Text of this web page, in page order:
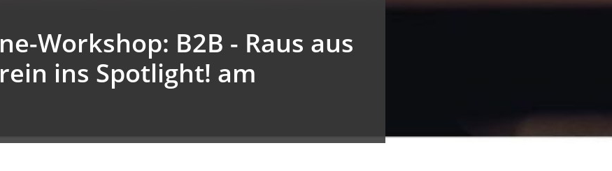
Workshop: B2B - Raus aus
ins Spotlight! am